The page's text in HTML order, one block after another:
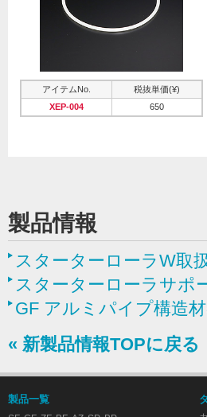
アイテムNo.
税抜単価(¥)
XEP-004
650
製品情報
スターターローラW取
スターターローラサポ
GF アルミパイプ構造
« 新製品情報TOPに戻る
製品一覧